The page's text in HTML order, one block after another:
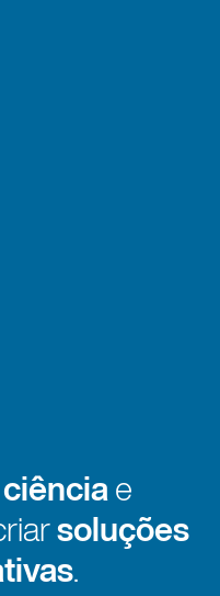
ciênciae
soluções
.